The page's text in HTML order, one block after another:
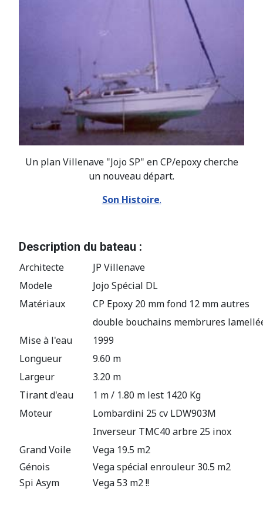
Un plan Villenave "Jojo SP" en CP/epoxy cherche
un nouveau départ.
Son Histoire.
Description du bateau :
Architecte
JP Villenave
Modele
Jojo Spécial DL
Matériaux
CP Epoxy 20 mm fond 12 mm autres
double bouchains membrures
Mise à l'eau
1999
Longueur
9.60 m
Largeur
3.20 m
Tirant d'eau
1 m / 1.80 m lest 1420 Kg
Moteur
Lombardini 25 cv LDW903M
Inverseur TMC40 arbre 25 inox
Grand Voile
Vega 19.5 m2
Génois
Vega spécial enrouleur 30.5 m2
Spi Asym
Vega 53 m2 !!